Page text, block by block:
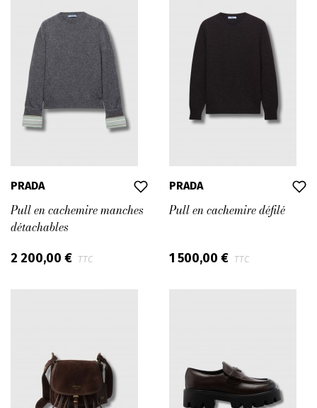
PRADA
Pull en cachemire manches
détachables
2 200,00 € TTC
PRADA
Pull en cachemire défilé
1 500,00 € TTC